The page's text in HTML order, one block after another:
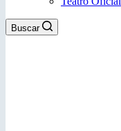
Buscar